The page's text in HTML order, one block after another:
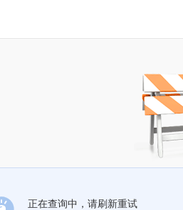
正在查询中，请刷新重试